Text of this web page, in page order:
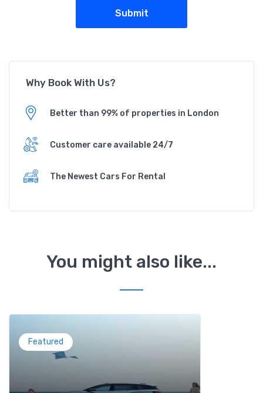
Why Book With Us?
Better than 99% of properties in London
Customer care available 24/7
The Newest Cars For Rental
You might also like...
Featured